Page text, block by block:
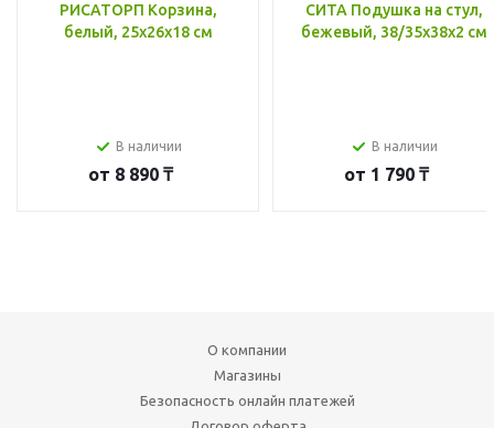
РИСАТОРП Корзина,
белый, 25x26x18 см
В наличии
от 8 890 ₸
СИТА Подушка на стул,
бежевый, 38/35x38x2 см
В наличии
от 1 790 ₸
О компании
Магазины
Безопасность онлайн платежей